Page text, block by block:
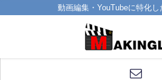
動画編集・YouTubeに特化し